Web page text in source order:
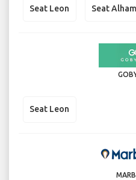
Seat Leon Seat
Seat Leon